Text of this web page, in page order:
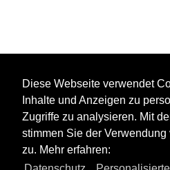
Diese Webseite verwendet
Inhalte und Anzeigen zu
Zugriffe zu analysieren. Mit
stimmen Sie der
zu. Mehr erfahren: